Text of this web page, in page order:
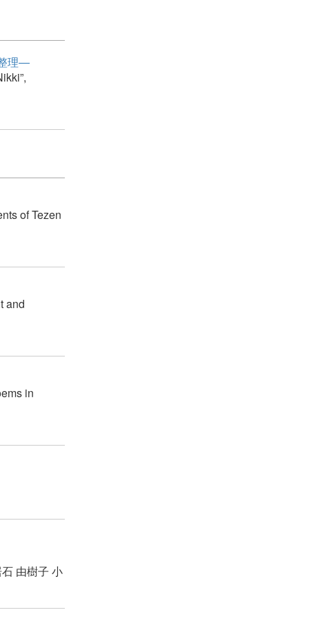
理―
of Tezen
and
in
石 由樹子 小